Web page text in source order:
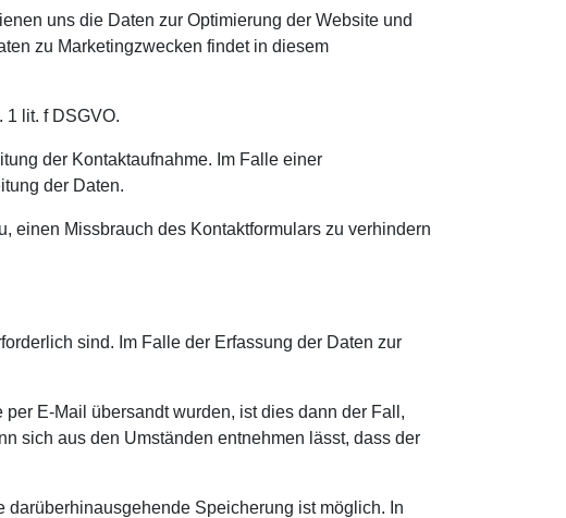
uns die Daten zur Optimierung der Website und
zu Marketingzwecken findet in diesem
1 lit. f DSGVO.
der Kontaktaufnahme. Im Falle einer
der Daten.
einen Missbrauch des Kontaktformulars zu verhindern
sind. Im Falle der Erfassung der Daten zur
E-Mail übersandt wurden, ist dies dann der Fall,
sich aus den Umständen entnehmen lässt, dass der
darüberhinausgehende Speicherung ist möglich. In